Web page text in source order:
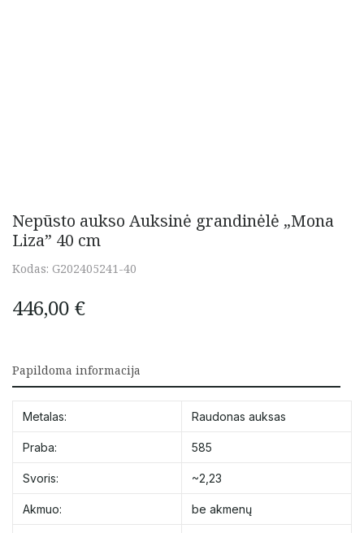
Nepūsto aukso Auksinė grandinėlė „Mona
Liza” 40 cm
Kodas: G202405241-40
446,00 €
Papildoma informacija
Metalas: Raudonas auksas
Praba: 585
Svoris: ~2,23
Akmuo: be akmenų